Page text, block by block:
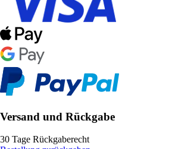
Versand und Rückgabe
30 Tage Rückgaberecht